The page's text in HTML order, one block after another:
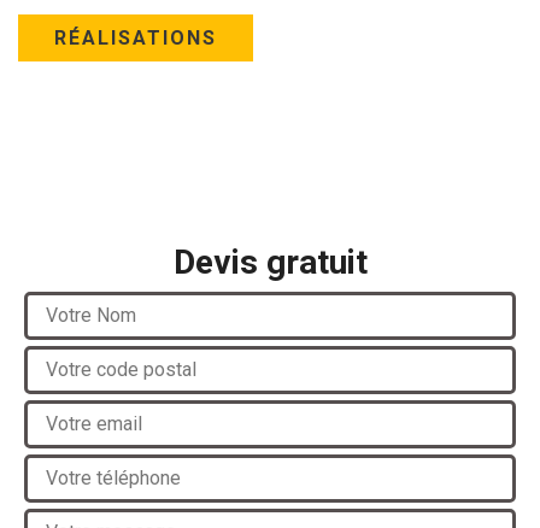
RÉALISATIONS
Devis gratuit